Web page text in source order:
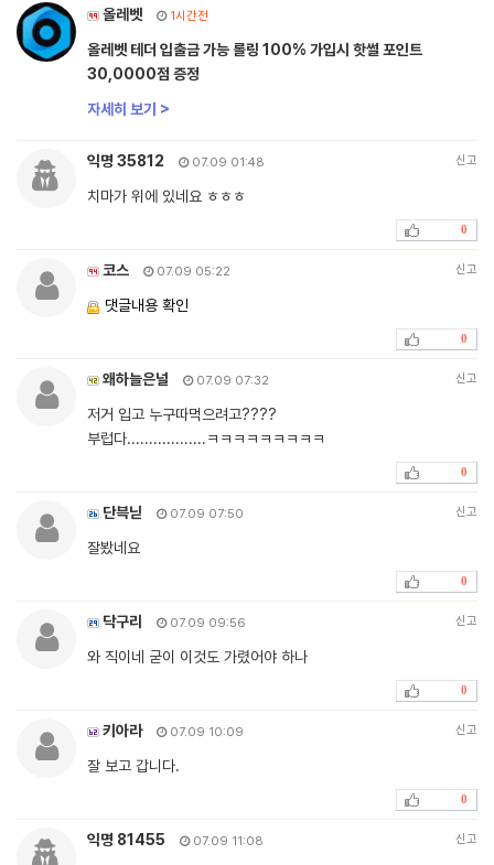
올레벳 1시간전
올레벳 테더 입출금 가능 롤링 100% 가입시 핫썰 포인트
30,0000점 증정
자세히 보기 >
익명 35812 07.09 01:48 신고
치마가 위에 있네요 ㅎㅎㅎ
0
코스 07.09 05:22 신고
댓글내용 확인
0
왜하늘은널 07.09 07:32 신고
저거 입고 누구따먹으려고????
부럽다..................ㅋㅋㅋㅋㅋㅋㅋㅋㅋ
0
단븍닏 07.09 07:50 신고
잘봤네요
0
닥구리 07.09 09:56 신고
와 직이네 굳이 이것도 가렸어야 하나
0
키아라 07.09 10:09 신고
잘 보고 갑니다.
0
익명 81455 07.09 11:08 신고